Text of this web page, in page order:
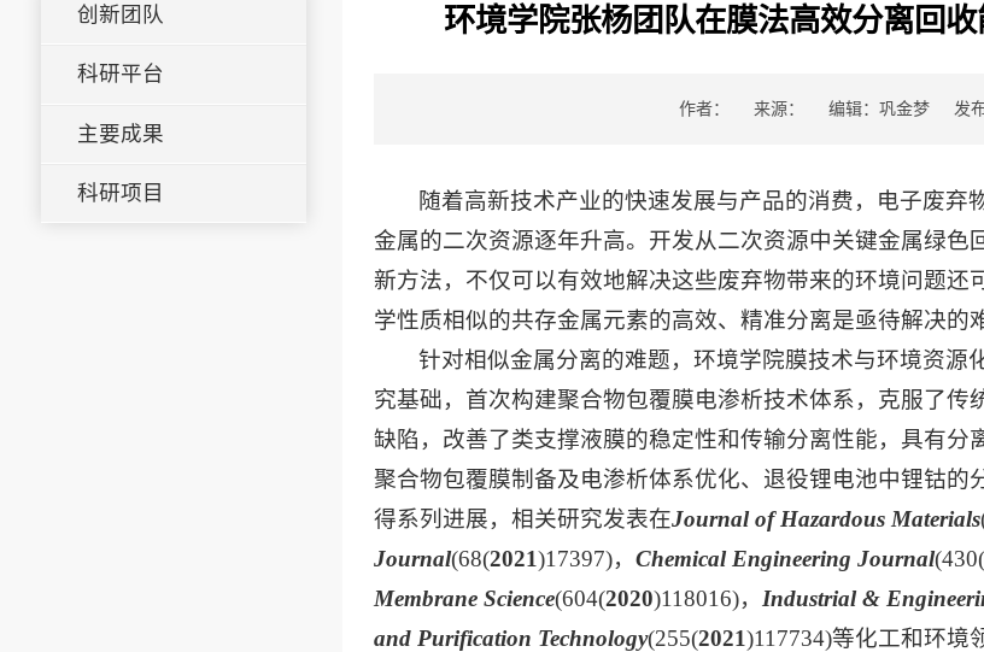
创新团队
科研平台
主要成果
科研项目
环境学院张杨团队在膜法高效分离回
作者： 来源： 编辑：巩金梦 发
随着高新技术产业的快速发展与产品的消费，电子废
金属的二次资源逐年升高。开发从二次资源中关键金属绿
新方法，不仅可以有效地解决这些废弃物带来的环境问题
学性质相似的共存金属元素的高效、精准分离是亟待解决的
针对相似金属分离的难题，环境学院膜技术与环境资
究基础，首次构建聚合物包覆膜电渗析技术体系，克服了
缺陷，改善了类支撑液膜的稳定性和传输分离性能，具有
聚合物包覆膜制备及电渗析体系优化、退役锂电池中锂钴
得系列进展，相关研究发表在Journal of Hazardous Materials
Journal(68(2021)17397)， Chemical Engineering Journal(430(
Membrane Science(604(2020)118016)， Industrial &
and Purification Technology(255(2021)117734)等化工和环境